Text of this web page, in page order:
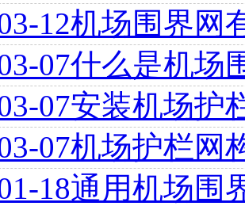
12机场围界网
07什么是机场
07安装机场护
07机场护栏网
18通用机场围